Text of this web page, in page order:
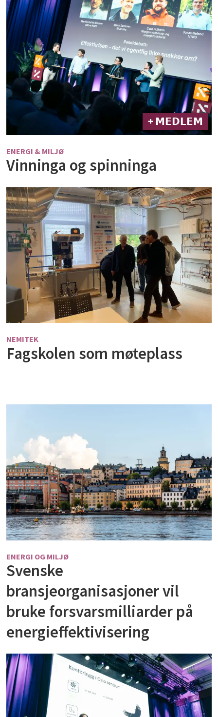
+ 𝗠𝗘𝗗𝗟𝗘𝗠
ENERGI & MILJØ
Vinninga og spinninga
NEMITEK
Fagskolen som møteplass
ENERGI OG MILJØ
Svenske
bransjeorganisasjoner vil
bruke forsvarsmilliarder på
energieffektivisering